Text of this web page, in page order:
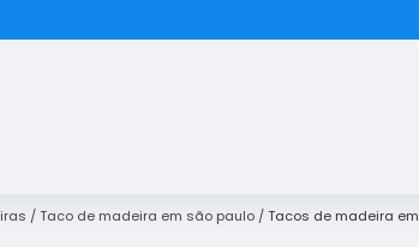
Taco de madeira em são paulo Tacos de madeira